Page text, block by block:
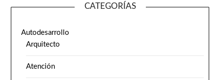
CATEGORÍAS
Autodesarrollo
Arquitecto
Atención